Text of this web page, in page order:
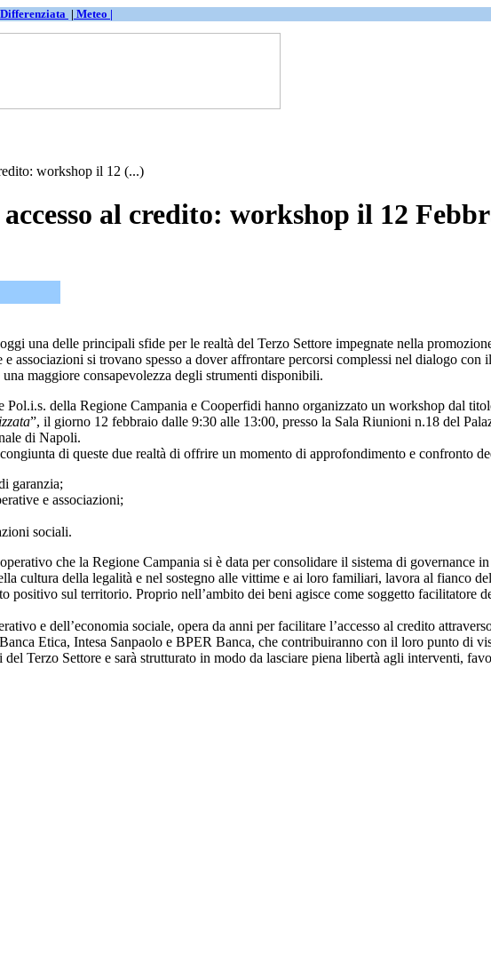
Differenziata | Meteo |
workshop il 12 (...)
al credito: workshop il 12
una delle principali sfide per le realtà del Terzo Settore impegnate nella
associazioni si trovano spesso a dover affrontare percorsi complessi nel dialogo con
maggiore consapevolezza degli strumenti disponibili.
Pol.i.s. della Regione Campania e Cooperfidi hanno organizzato un workshop dal
”, il giorno 12 febbraio dalle 9:30 alle 13:00, presso la Sala Riunioni n.18 del
di Napoli.
di queste due realtà di offrire un momento di approfondimento e confronto
garanzia;
e associazioni;
sociali.
che la Regione Campania si è data per consolidare il sistema di governance
cultura della legalità e nel sostegno alle vittime e ai loro familiari, lavora al fianco
positivo sul territorio. Proprio nell’ambito dei beni agisce come soggetto facilitatore
e dell’economia sociale, opera da anni per facilitare l’accesso al credito
Etica, Intesa Sanpaolo e BPER Banca, che contribuiranno con il loro punto di
Terzo Settore e sarà strutturato in modo da lasciare piena libertà agli interventi,